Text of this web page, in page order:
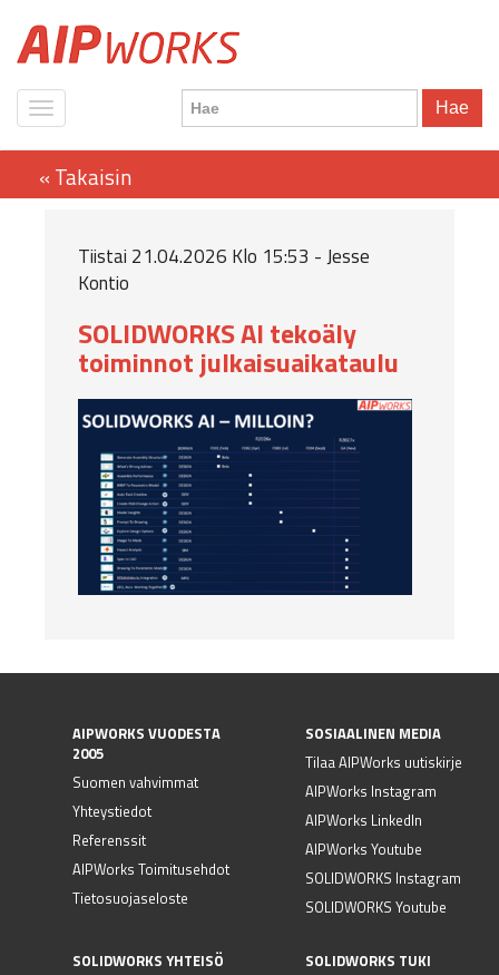
Hae
Tiistai 21.04.2026 Klo 15:53 - Jesse
Kontio
SOLIDWORKS AI tekoäly
toiminnot julkaisuaikataulu
AIPWORKS VUODESTA
2005
Suomen vahvimmat
Yhteystiedot
Referenssit
AIPWorks Toimitusehdot
Tietosuojaseloste
SOSIAALINEN MEDIA
Tilaa AIPWorks uutiskirje
AIPWorks Instagram
AIPWorks LinkedIn
AIPWorks Youtube
SOLIDWORKS Instagram
SOLIDWORKS Youtube
SOLIDWORKS YHTEISÖ
SOLIDWORKS TUKI